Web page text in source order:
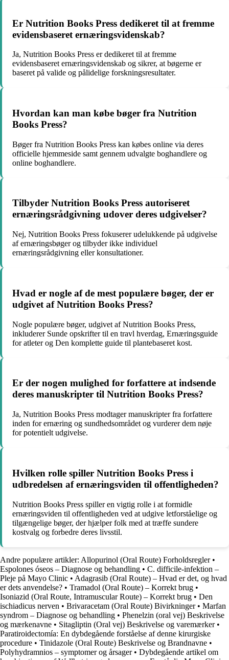
Er Nutrition Books Press dedikeret til at fremme
evidensbaseret ernæringsvidenskab?
Ja, Nutrition Books Press er dedikeret til at fremme
evidensbaseret ernæringsvidenskab og sikrer, at bøgerne er
baseret på valide og pålidelige forskningsresultater.
Hvordan kan man købe bøger fra Nutrition
Books Press?
Bøger fra Nutrition Books Press kan købes online via deres
officielle hjemmeside samt gennem udvalgte boghandlere og
online boghandlere.
Tilbyder Nutrition Books Press autoriseret
ernæringsrådgivning udover deres udgivelser?
Nej, Nutrition Books Press fokuserer udelukkende på udgivelse
af ernæringsbøger og tilbyder ikke individuel
ernæringsrådgivning eller konsultationer.
Hvad er nogle af de mest populære bøger, der er
udgivet af Nutrition Books Press?
Nogle populære bøger, udgivet af Nutrition Books Press,
inkluderer Sunde opskrifter til en travl hverdag, Ernæringsguide
for atleter og Den komplette guide til plantebaseret kost.
Er der nogen mulighed for forfattere at indsende
deres manuskripter til Nutrition Books Press?
Ja, Nutrition Books Press modtager manuskripter fra forfattere
inden for ernæring og sundhedsområdet og vurderer dem nøje
for potentielt udgivelse.
Hvilken rolle spiller Nutrition Books Press i
udbredelsen af ernæringsviden til offentligheden?
Nutrition Books Press spiller en vigtig rolle i at formidle
ernæringsviden til offentligheden ved at udgive letforståelige og
tilgængelige bøger, der hjælper folk med at træffe sundere
kostvalg og forbedre deres livsstil.
Andre populære artikler: Allopurinol (Oral Route) Forholdsregler•
Espolones óseos – Diagnose og behandling • C. difficile-infektion –
Pleje på Mayo Clinic • Adagrasib (Oral Route) – Hvad er det, og hvad
er dets anvendelse? • Tramadol (Oral Route) – Korrekt brug •
Isoniazid (Oral Route, Intramuscular Route) – Korrekt brug • Den
ischiadicus nerven • Brivaracetam (Oral Route) Bivirkninger• Marfan
syndrom – Diagnose og behandling • Phenelzin (oral vej) Beskrivelse
og mærkenavne • Sitagliptin (Oral vej) Beskrivelse og varemærker•
Paratiroidectomía: En dybdegående forståelse af denne kirurgiske
procedure • Tinidazole (Oral Route) Beskrivelse og Brandnavne •
Polyhydramnios – symptomer og årsager• Dybdegående artikel om